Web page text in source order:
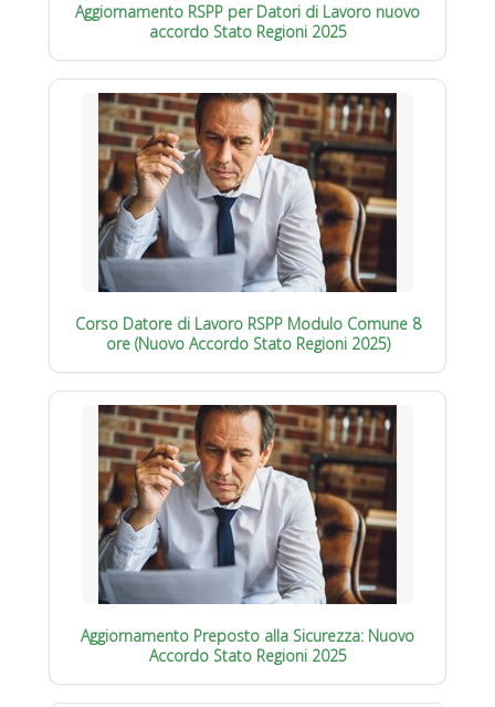
Aggiornamento RSPP per Datori di Lavoro nuovo
accordo Stato Regioni 2025
Corso Datore di Lavoro RSPP Modulo Comune 8
ore (Nuovo Accordo Stato Regioni 2025)
Aggiornamento Preposto alla Sicurezza: Nuovo
Accordo Stato Regioni 2025